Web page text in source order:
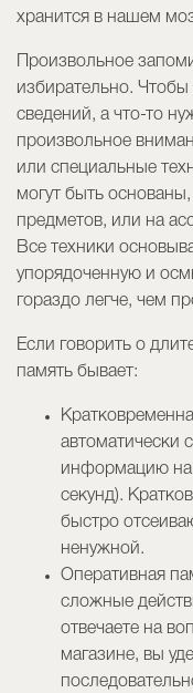
хранится в нашем
Произвольное
избирательно.
сведений, а что-то
произвольное
или специальные
могут быть
предметов, или на
Все техники
упорядоченную и
гораздо легче, чем
Если говорить о
память бывает:
автоматически
информацию на
секунд).
быстро
ненужной.
Оперативная
сложные
отвечаете на
магазине, вы